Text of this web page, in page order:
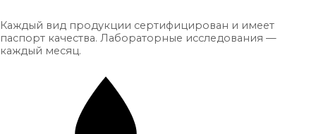
Каждый вид продукции сертифицирован и имеет
паспорт качества. Лабораторные исследования —
каждый месяц.